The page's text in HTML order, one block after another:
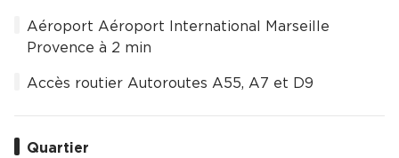
Aéroport Aéroport International Marseille
Provence à 2 min
Accès routier Autoroutes A55, A7 et D9
Quartier